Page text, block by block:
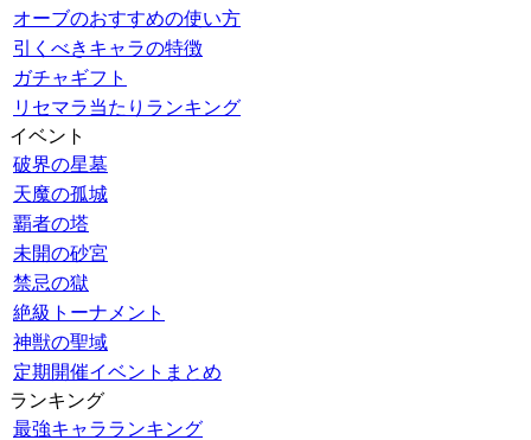
オーブのおすすめの使い方
引くべきキャラの特徴
ガチャギフト
リセマラ当たりランキング
イベント
破界の星墓
天魔の孤城
覇者の塔
未開の砂宮
禁忌の獄
絶級トーナメント
神獣の聖域
定期開催イベントまとめ
ランキング
最強キャラランキング